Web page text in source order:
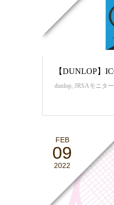
【DUNLOP】
dunlop, JRSAモニタ
FEB
09
2022